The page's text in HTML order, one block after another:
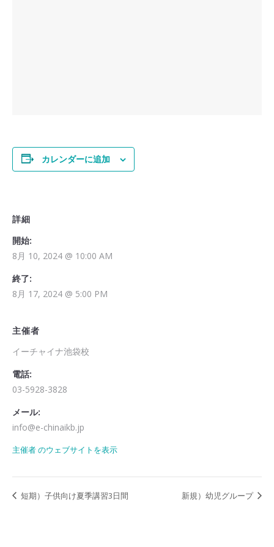
カレンダーに追加
詳細
開始:
8月 10, 2024 @ 10:00 AM
終了:
8月 17, 2024 @ 5:00 PM
主催者
イーチャイナ池袋校
電話:
03-5928-3828
メール:
info@e-chinaikb.jp
主催者 のウェブサイトを表示
短期）子供向け夏季講習3日間 新規）幼児グループ